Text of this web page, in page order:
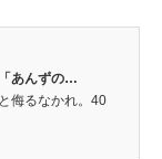
あんずの…
侮るなかれ。40